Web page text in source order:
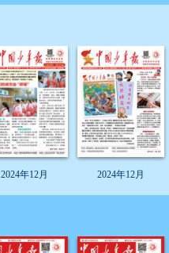
2024年12月 2024年12月